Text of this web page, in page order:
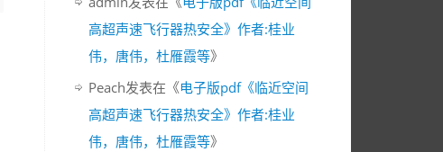
高超声速飞行器热安全》作者:桂业
伟，唐伟，杜雁霞等》
Peach发表在《电子版pdf《临近空间
高超声速飞行器热安全》作者:桂业
伟，唐伟，杜雁霞等》